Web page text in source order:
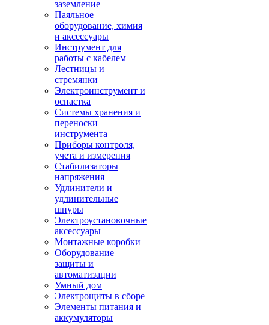
заземление
Паяльное
оборудование, химия
и аксессуары
Инструмент для
работы с кабелем
Лестницы и
стремянки
Электроинструмент и
оснастка
Системы хранения и
переноски
инструмента
Приборы контроля,
учета и измерения
Стабилизаторы
напряжения
Удлинители и
удлинительные
шнуры
Электроустановочные
аксессуары
Монтажные коробки
Оборудование
защиты и
автоматизации
Умный дом
Электрощиты в сборе
Элементы питания и
аккумуляторы